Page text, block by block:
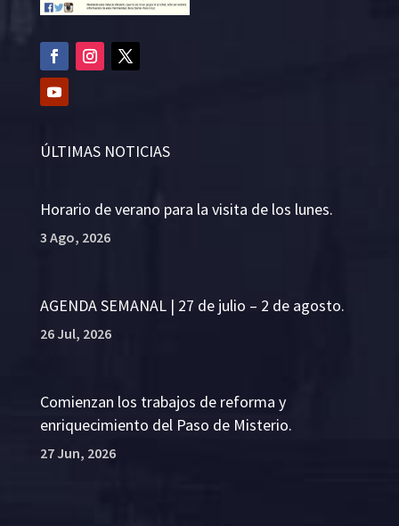
ÚLTIMAS NOTICIAS
Horario de verano para la visita de los lunes.
3 Ago, 2026
AGENDA SEMANAL | 27 de julio – 2 de agosto.
26 Jul, 2026
Comienzan los trabajos de reforma y
enriquecimiento del Paso de Misterio.
27 Jun, 2026